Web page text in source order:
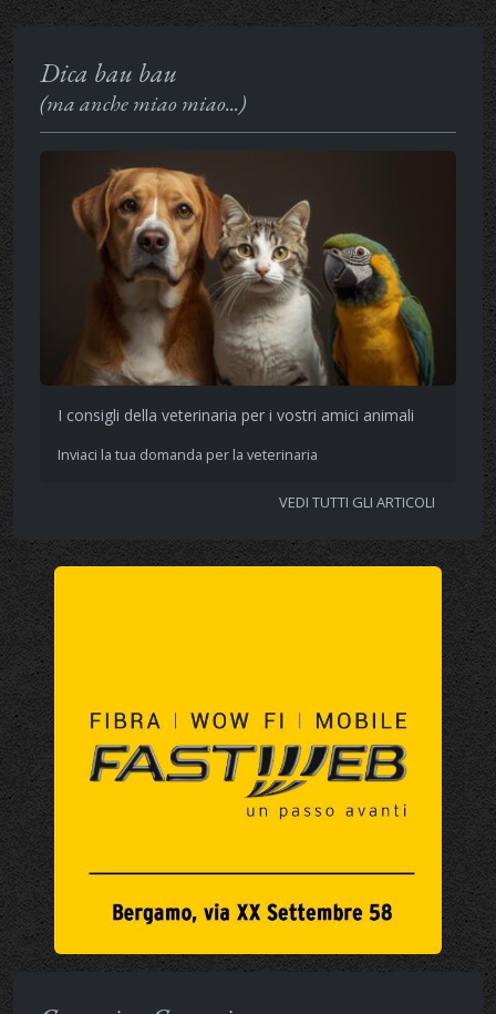
Dica bau bau
(ma anche miao miao...)
I consigli della veterinaria per i vostri amici animali
Inviaci la tua domanda per la veterinaria
VEDI TUTTI GLI ARTICOLI